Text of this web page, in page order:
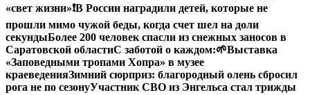
«свет жизни»❗️В России наградили детей, которые не
прошли мимо чужой беды, когда счет шел на доли
секундыБолее 200 человек спасли из снежных заносов в
Саратовской областиС заботой о каждом:🌱Выставка
«Заповедными тропами Хопра» в музее
краеведенияЗимний сюрприз: благородный олень сбросил
рога не по сезонуУчастник СВО из Энгельса стал трижды